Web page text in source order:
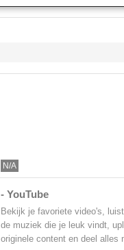
N/A
- YouTube
Bekijk je favoriete video's,
de muziek die je leuk vindt,
originele content en deel alles